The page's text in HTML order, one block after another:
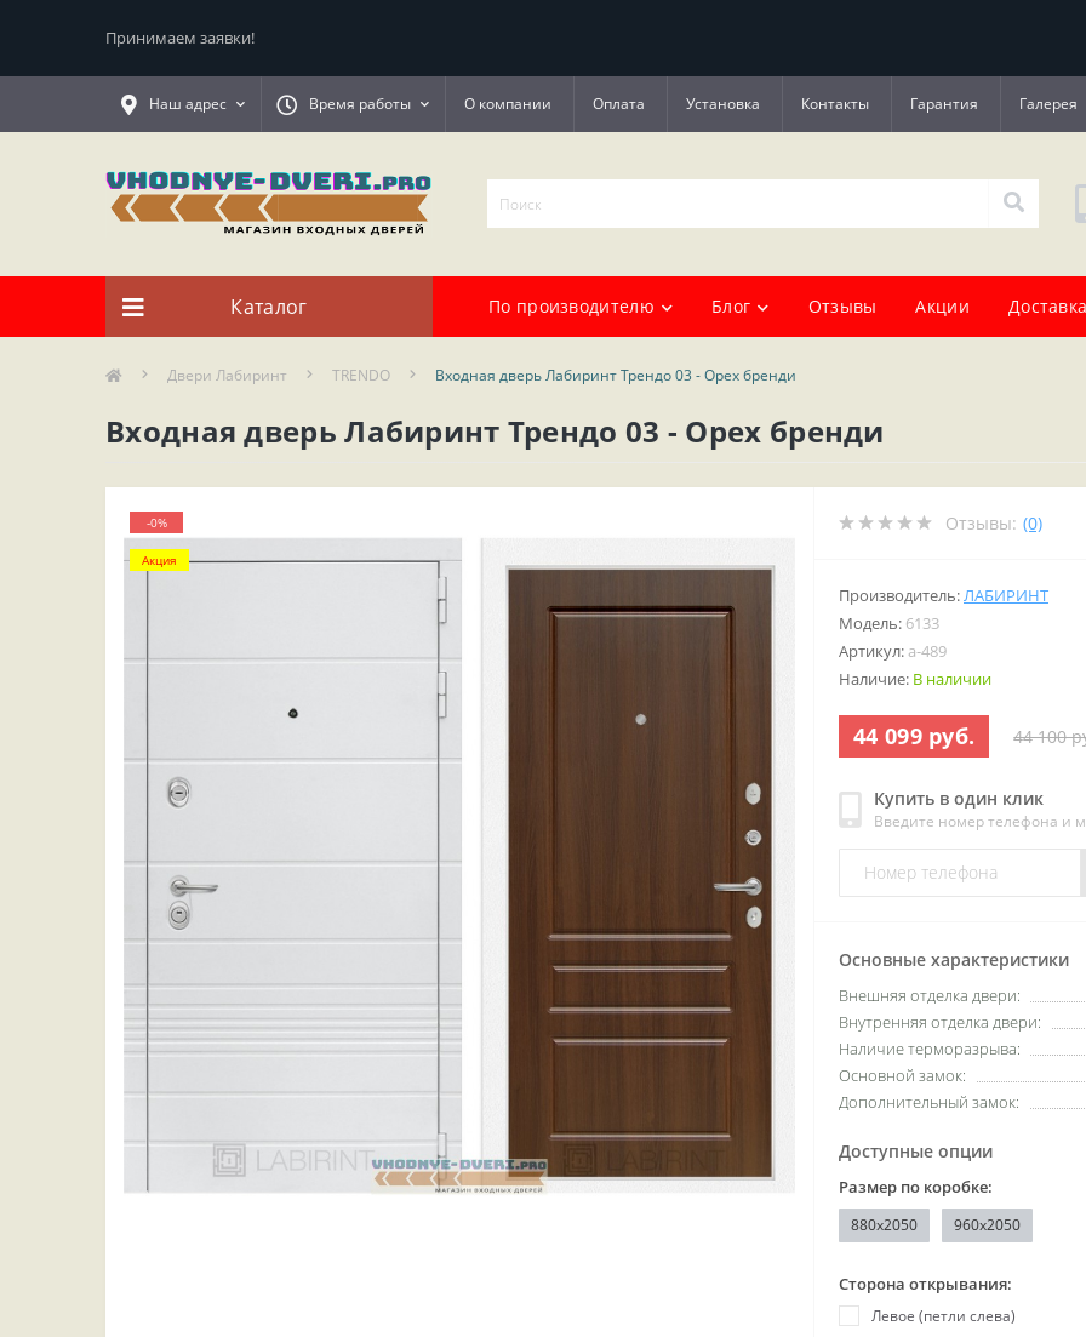
Принимаем заявки!
Наш адрес Время работы О компании Оплата Установка Контакты Гарантия Галерея
Каталог По производителю Блог Отзывы Акции
Двери Лабиринт TRENDO Входная дверь Лабиринт Трендо 03 - Орех бренди
Входная дверь Лабиринт Трендо 03 - Орех бренди
-0%
Акция
Отзывы: (0)
Производитель: ЛАБИРИНТ
Модель: 6133
Артикул: a-489
Наличие: В наличии
44 099 руб. 44 100
Купить в один клик
Введите номер телефона и
Основные характеристики
Внешняя отделка двери:
Внутренняя отделка двери:
Наличие терморазрыва:
Основной замок:
Дополнительный замок:
Доступные опции
Размер по коробке:
880x2050 960x2050
Сторона открывания:
Левое (петли слева)